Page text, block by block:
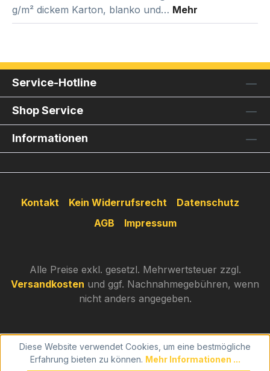
g/m² dickem Karton, blanko und… Mehr
Service-Hotline
Shop Service
Informationen
Kontakt Kein Widerrufsrecht
Datenschutz
AGB
Impressum
Alle Preise exkl. gesetzl. Mehrwertsteuer zzgl.
Versandkosten und ggf. Nachnahmegebühren, wenn
nicht anders angegeben.
Diese Website verwendet Cookies, um eine bestmögliche
Erfahrung bieten zu können. Mehr Informationen ...